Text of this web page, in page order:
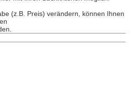
(z.B. Preis) verändern, können Ihnen